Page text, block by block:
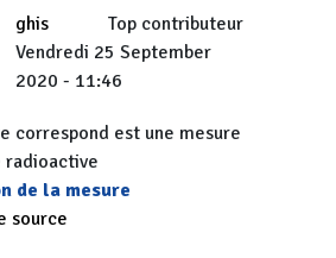
ghis
Top contributeur
Vendredi 25 September
2020 - 11:46
correspond est une mesure
radioactive
de la mesure
source